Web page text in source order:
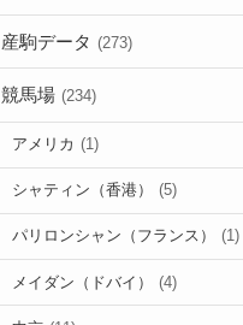
産駒データ (273)
競馬場 (234)
アメリカ (1)
シャティン（香港） (5)
パリロンシャン（フランス） (1)
メイダン（ドバイ） (4)